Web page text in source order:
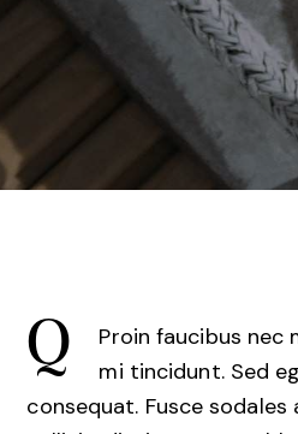
Q
Proin faucibus nec
mi tincidunt. Sed
consequat. Fusce sodales